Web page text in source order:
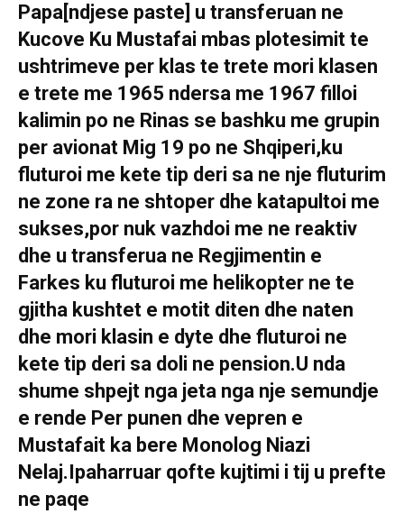
Papa[ndjese paste] u transferuan ne
Kucove Ku Mustafai mbas plotesimit te
ushtrimeve per klas te trete mori klasen
e trete me 1965 ndersa me 1967 filloi
kalimin po ne Rinas se bashku me grupin
per avionat Mig 19 po ne Shqiperi,ku
fluturoi me kete tip deri sa ne nje fluturim
ne zone ra ne shtoper dhe katapultoi me
sukses,por nuk vazhdoi me ne reaktiv
dhe u transferua ne Regjimentin e
Farkes ku fluturoi me helikopter ne te
gjitha kushtet e motit diten dhe naten
dhe mori klasin e dyte dhe fluturoi ne
kete tip deri sa doli ne pension.U nda
shume shpejt nga jeta nga nje semundje
e rende Per punen dhe vepren e
Mustafait ka bere Monolog Niazi
Nelaj.Ipaharruar qofte kujtimi i tij u prefte
ne paqe